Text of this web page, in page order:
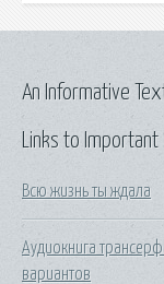
Links to
Всю жизнь ты ждала
Аудиокнига
вариантов
An Informative